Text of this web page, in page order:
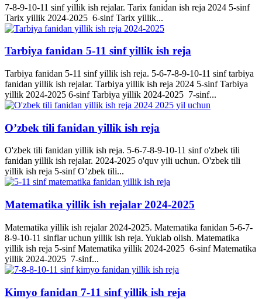
7-8-9-10-11 sinf yillik ish rejalar. Tarix fanidan ish reja 2024 5-sinf
Tarix yillik 2024-2025 6-sinf Tarix yillik...
Tarbiya fanidan 5-11 sinf yillik ish reja
Tarbiya fanidan 5-11 sinf yillik ish reja. 5-6-7-8-9-10-11 sinf tarbiya
fanidan yillik ish rejalar. Tarbiya yillik ish reja 2024 5-sinf Tarbiya
yillik 2024-2025 6-sinf Tarbiya yillik 2024-2025 7-sinf...
O’zbek tili fanidan yillik ish reja
O'zbek tili fanidan yillik ish reja. 5-6-7-8-9-10-11 sinf o'zbek tili
fanidan yillik ish rejalar. 2024-2025 o'quv yili uchun. O'zbek tili
yillik ish reja 5-sinf O’zbek tili...
Matematika yillik ish rejalar 2024-2025
Matematika yillik ish rejalar 2024-2025. Matematika fanidan 5-6-7-
8-9-10-11 sinflar uchun yillik ish reja. Yuklab olish. Matematika
yillik ish reja 5-sinf Matematika yillik 2024-2025 6-sinf Matematika
yillik 2024-2025 7-sinf...
Kimyo fanidan 7-11 sinf yillik ish reja